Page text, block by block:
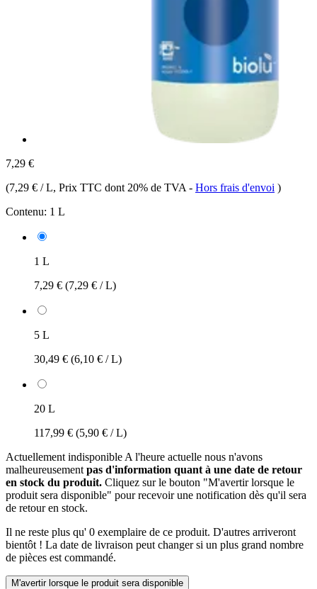
7,29 €
(7,29 € / L, Prix TTC dont 20% de TVA - Hors frais d'envoi )
Contenu: 1 L
1 L
7,29 € (7,29 € / L)
5 L
30,49 € (6,10 € / L)
20 L
117,99 € (5,90 € / L)
Actuellement indisponible A l'heure actuelle nous n'avons
malheureusement pas d'information quant à une date de retour
en stock du produit. Cliquez sur le bouton "M'avertir lorsque le
produit sera disponible" pour recevoir une notification dès qu'il sera
de retour en stock.
Il ne reste plus qu' 0 exemplaire de ce produit. D'autres arriveront
bientôt ! La date de livraison peut changer si un plus grand nombre
de pièces est commandé.
M'avertir lorsque le produit sera disponible